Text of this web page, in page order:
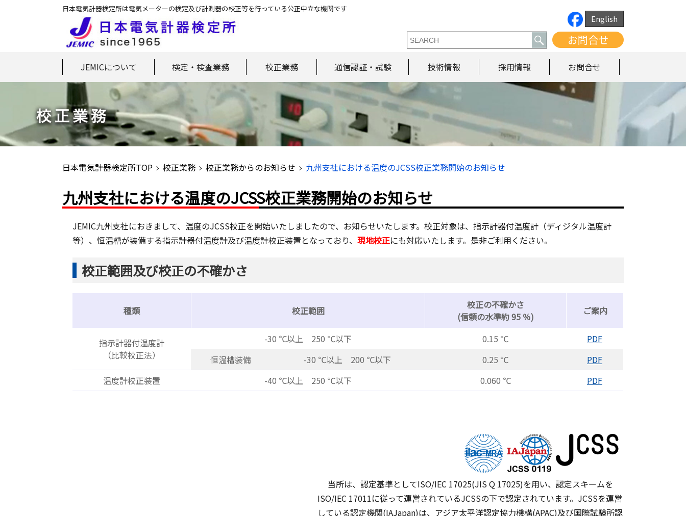
日本電気計器検定所は電気メーターの検定及び計測器の校正等を行っている公正中立な機関です
English
お問合せ
JEMICについて 検定・検査業務 校正業務 通信認証・試験 技術情報 採用情報 お問合せ
日本電気計器検定所TOP 校正業務 校正業務からのお知らせ 九州支社における温度のJCSS校正業務開始のお知らせ
九州支社における温度のJCSS校正業務開始のお知らせ
JEMIC九州支社におきまして、温度のJCSS校正を開始いたしましたので、お知らせいたします。校正対象は、指示計器付温度計（ディジタル温度計
等）、恒温槽が装備する指示計器付温度計及び温度計校正装置となっており、 現地校正にも対応いたします。是非ご利用ください。
校正範囲及び校正の不確かさ
種類 校正範囲
校正の不確かさ
(信頼の水準約 95 ％)
ご案内
指示計器付温度計
（比較校正法）
-30 ℃以上 250 ℃以下 0.15 ℃
PDF
恒温槽装備
-30 ℃以上 200 ℃以下 0.25 ℃
PDF
温度計校正装置
-40 ℃以上 250 ℃以下 0.060 ℃ PDF
当所は、認定基準としてISO/IEC 17025(JIS Q 17025)を用い、認定スキームを
ISO/IEC 17011に従って運営されているJCSSの下で認定されています。JCSSを運営
している認定機関(IAJapan)は、アジア太平洋認定協力機構(APAC)及び国際試験所認